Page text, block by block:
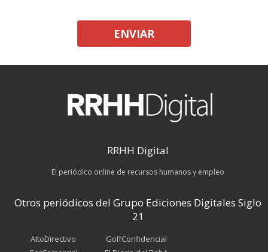
ENVIAR
RRHH Digital
El periódico online de recursos humanos y empleo
Otros periódicos del Grupo Ediciones Digitales Siglo
21
AltoDirectivo
GolfConfidencial